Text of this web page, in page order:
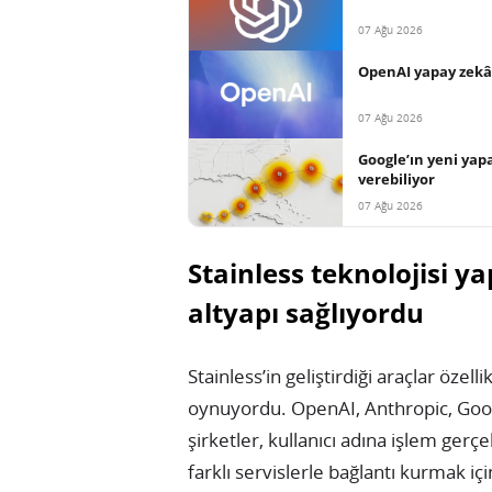
07 Ağu 2026
OpenAI yapay
07 Ağu 2026
Google’ın yeni
verebiliyor
07 Ağu 2026
Stainless teknolojisi
altyapı sağlıyordu
Stainless’in geliştirdiği araçlar
oynuyordu. OpenAI, Anthropic,
şirketler, kullanıcı adına işlem
farklı servislerle bağlantı kurmak